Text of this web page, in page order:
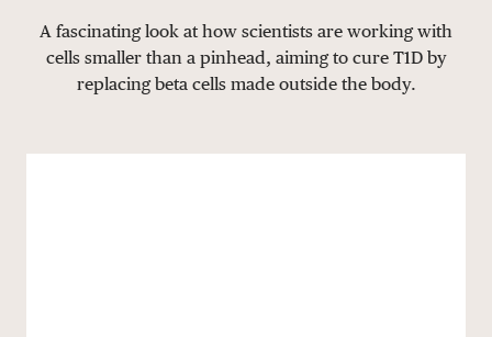
A fascinating look at how scientists are working with
cells smaller than a pinhead, aiming to cure T1D by
replacing beta cells made outside the body.